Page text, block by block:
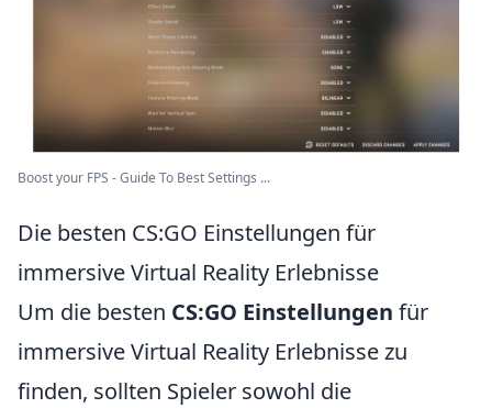
Boost your FPS - Guide To Best Settings ...
Die besten CS:GO Einstellungen für
immersive Virtual Reality Erlebnisse
Um die besten CS:GO Einstellungen für
immersive Virtual Reality Erlebnisse zu
finden, sollten Spieler sowohl die